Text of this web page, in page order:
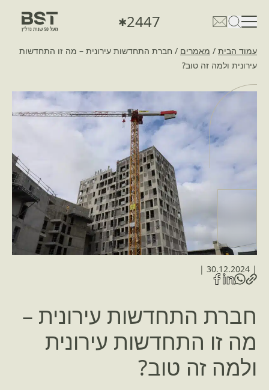
פתיחת טופס חיפוש
פתח את דף פרטי הקשר
2447
✱
עמוד הבית / מאמרים / חברת התחדשות עירונית – מה זו התחדשות
עירונית ולמה זה טוב?
|
30.12.2024
|
חברת התחדשות עירונית –
מה זו התחדשות עירונית
ולמה זה טוב?